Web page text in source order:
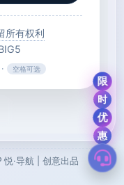
悦·导航 | 创意出品